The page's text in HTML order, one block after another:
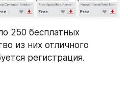
250 бесплатных
из них отличного
регистрация.